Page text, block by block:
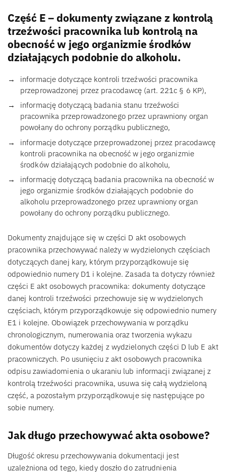
Część E – dokumenty związane z kontrolą
trzeźwości pracownika lub kontrolą na
obecność w jego organizmie środków
działających podobnie do alkoholu.
informacje dotyczące kontroli trzeźwości pracownika
przeprowadzonej przez pracodawcę (art. 221c § 6 KP),
informację dotyczącą badania stanu trzeźwości
pracownika przeprowadzonego przez uprawniony organ
powołany do ochrony porządku publicznego,
informacje dotyczące przeprowadzonej przez pracodawcę
kontroli pracownika na obecność w jego organizmie
środków działających podobnie do alkoholu,
informację dotyczącą badania pracownika na obecność w
jego organizmie środków działających podobnie do
alkoholu przeprowadzonego przez uprawniony organ
powołany do ochrony porządku publicznego.
Dokumenty znajdujące się w części D akt osobowych
pracownika przechowywać należy w wydzielonych częściach
dotyczących danej kary, którym przyporządkowuje się
odpowiednio numery D1 i kolejne. Zasada ta dotyczy również
części E akt osobowych pracownika: dokumenty dotyczące
danej kontroli trzeźwości przechowuje się w wydzielonych
częściach, którym przyporządkowuje się odpowiednio numery
E1 i kolejne. Obowiązek przechowywania w porządku
chronologicznym, numerowania oraz tworzenia wykazu
dokumentów dotyczy każdej z wydzielonych części D lub E akt
pracowniczych. Po usunięciu z akt osobowych pracownika
odpisu zawiadomienia o ukaraniu lub informacji związanej z
kontrolą trzeźwości pracownika, usuwa się całą wydzieloną
część, a pozostałym przyporządkowuje się następujące po
sobie numery.
Jak długo przechowywać akta osobowe?
Długość okresu przechowywania dokumentacji jest
uzależniona od tego, kiedy doszło do zatrudnienia